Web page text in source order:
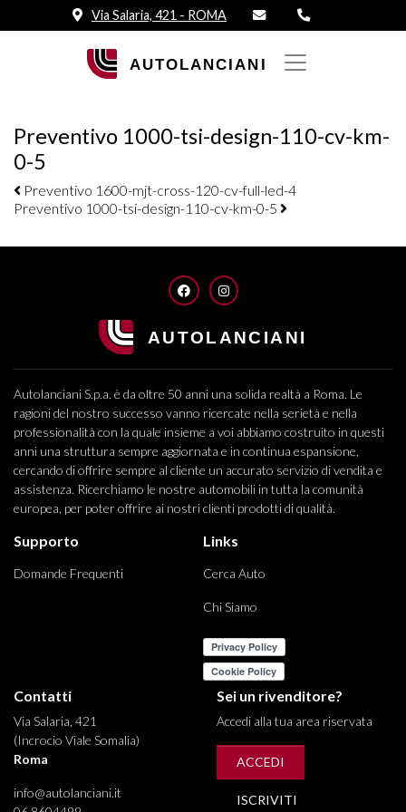
Via Salaria, 421 - ROMA
Preventivo 1000-tsi-design-110-cv-km-
0-5
Navigazione elementi
Preventivo 1600-mjt-cross-120-cv-full-led-4
Preventivo 1000-tsi-design-110-cv-km-0-5
FACEBOOKINSTAGRAM
Autolanciani S.p.a. è da oltre 50 anni una solida realtà a Roma. Le
ragioni del nostro successo vanno ricercate nella serietà e nella
professionalità con la quale insieme a voi abbiamo costruito in questi
anni una struttura sempre aggiornata e in continua espansione,
cercando di offrire sempre al cliente un accurato servizio di vendita e
assistenza. Ricerchiamo le nostre automobili in tutta la comunità
europea, per poter offrire ai nostri clienti prodotti di qualità.
Supporto
Domande Frequenti
Links
Cerca Auto
Chi Siamo
Contatti
Via Salaria, 421
(Incrocio Viale Somalia)
Roma
info@autolanciani.it
Sei un rivenditore?
Accedi alla tua area riservata
ACCEDI
ISCRIVITI